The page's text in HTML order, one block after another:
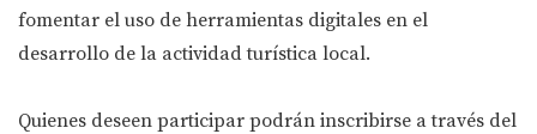
fomentar el uso de herramientas digitales en el
desarrollo de la actividad turística local.
Quienes deseen participar podrán inscribirse a través del